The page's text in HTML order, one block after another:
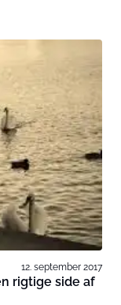
12. september 2017
rigtige side af